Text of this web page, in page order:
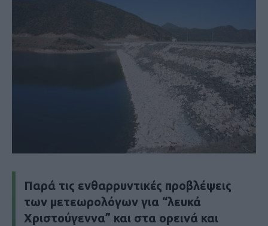
Παρά τις ενθαρρυντικές προβλέψεις
των μετεωρολόγων για “λευκά
Χριστούγεννα” και στα ορεινά και